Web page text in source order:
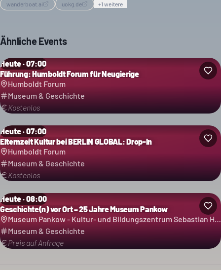
wanderboat.ai
uokg.de +1 weitere
Ähnliche Events
Heute · 07:00
Führung: Humboldt Forum für Neugierige
Humboldt Forum
Museum & Geschichte
Kostenlos
Heute · 07:00
Elternzeit Kultur bei BERLIN GLOBAL: Drop-In
Humboldt Forum
Museum & Geschichte
Kostenlos
Heute · 08:00
Geschichte(n) vor Ort – 25 Jahre Museum Pankow
Museum Pankow - Kultur- und Bildungszentrum Sebastian Haffner
Museum & Geschichte
Preis auf Anfrage